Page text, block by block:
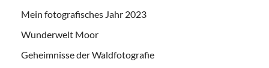
Mein fotografisches Jahr 2023
Wunderwelt Moor
Geheimnisse der Waldfotografie